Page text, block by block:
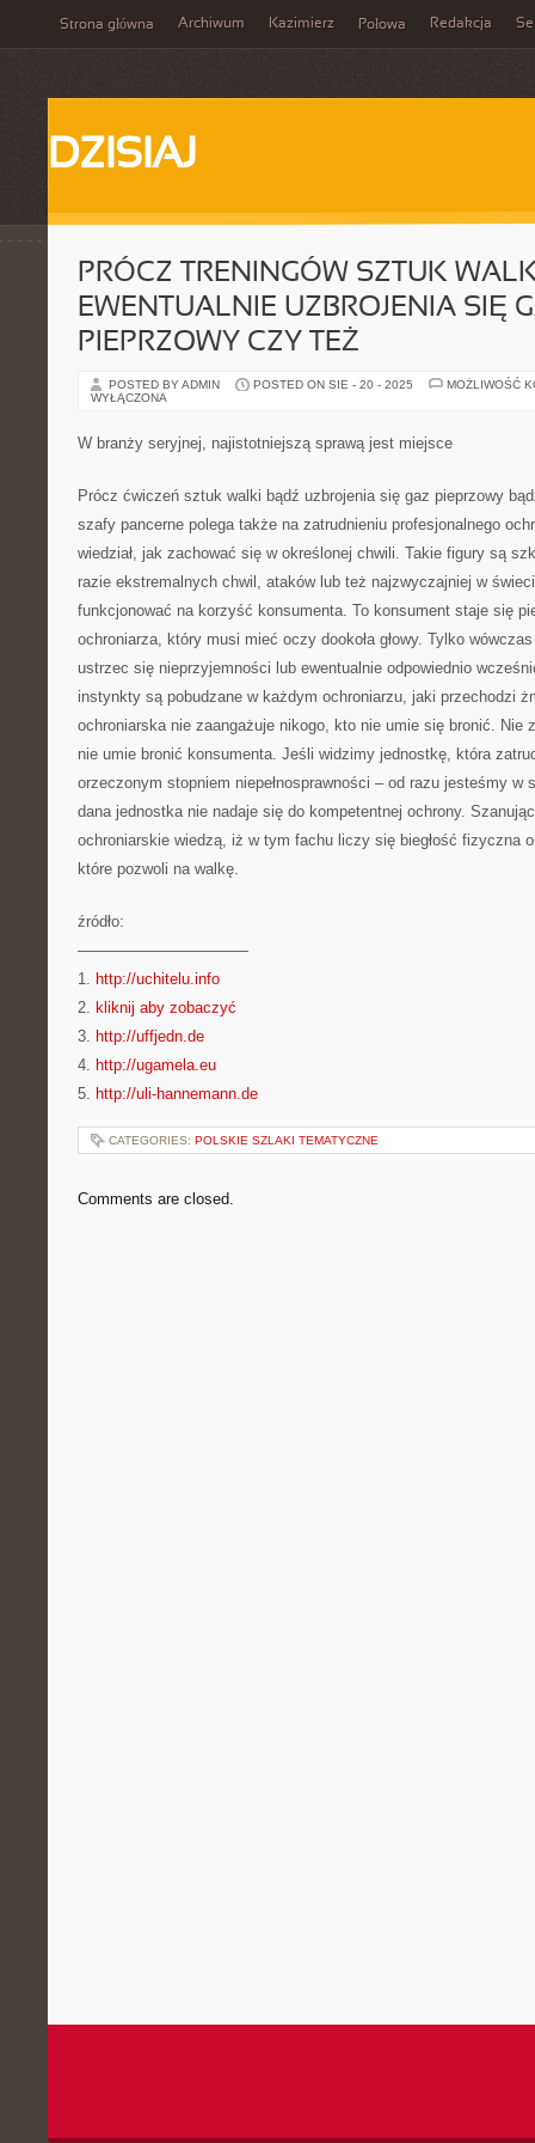
Strona główna Archiwum Kazimierz Połowa Redakcja
DZISIAJ
PRÓCZ TRENINGÓW SZTUK
EWENTUALNIE UZBROJENIA SIĘ
PIEPRZOWY CZY TEŻ
POSTED BY ADMIN POSTED ON SIE - 20 - 2025
MOŻLIWOŚĆ
WYŁĄCZONA
W branży seryjnej, najistotniejszą sprawą jest miejsce
Prócz ćwiczeń sztuk walki bądź uzbrojenia się gaz pieprzowy
szafy pancerne polega także na zatrudnieniu profesjonalnego
wiedział, jak zachować się w określonej chwili. Takie figury są
razie ekstremalnych chwil, ataków lub też najzwyczajniej w
funkcjonować na korzyść konsumenta. To konsument staje się
ochroniarza, który musi mieć oczy dookoła głowy. Tylko
ustrzec się nieprzyjemności lub ewentualnie odpowiednio
instynkty są pobudzane w każdym ochroniarzu, jaki przechodzi
ochroniarska nie zaangażuje nikogo, kto nie umie się bronić. Nie
nie umie bronić konsumenta. Jeśli widzimy jednostkę, która
orzeczonym stopniem niepełnosprawności – od razu jesteśmy w
dana jednostka nie nadaje się do kompetentnej ochrony.
ochroniarskie wiedzą, iż w tym fachu liczy się biegłość fizyczna
które pozwoli na walkę.
źródło:
———————————
1. http://uchitelu.info
2. kliknij aby zobaczyć
3. http://uffjedn.de
4. http://ugamela.eu
5. http://uli-hannemann.de
CATEGORIES: POLSKIE SZLAKI TEMATYCZNE
Comments are closed.